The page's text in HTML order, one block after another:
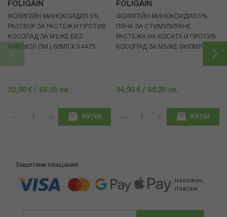
FOLIGAIN
ФОЛИГЕЙН МИНОКСИДИЛ 5%
РАЗТВОР ЗА РАСТЕЖ И ПРОТИВ
КОСОПАД ЗА МЪЖЕ БЕЗ
АЛКОХОЛ (3М.) 60МЛ X 3 4473
32,90 € / 64.35 лв.
КУПИ
FOLIGAIN
ФОЛИГЕЙН МИНОКСИДИЛ 5%
ПЯНА ЗА СТИМУЛИРАНЕ
РАСТЕЖА НА КОСАТА И ПРОТИВ
КОСОПАД ЗА МЪЖЕ 3X60МЛ 4472
34,90 € / 68.26 лв.
КУПИ
Защитени плащания